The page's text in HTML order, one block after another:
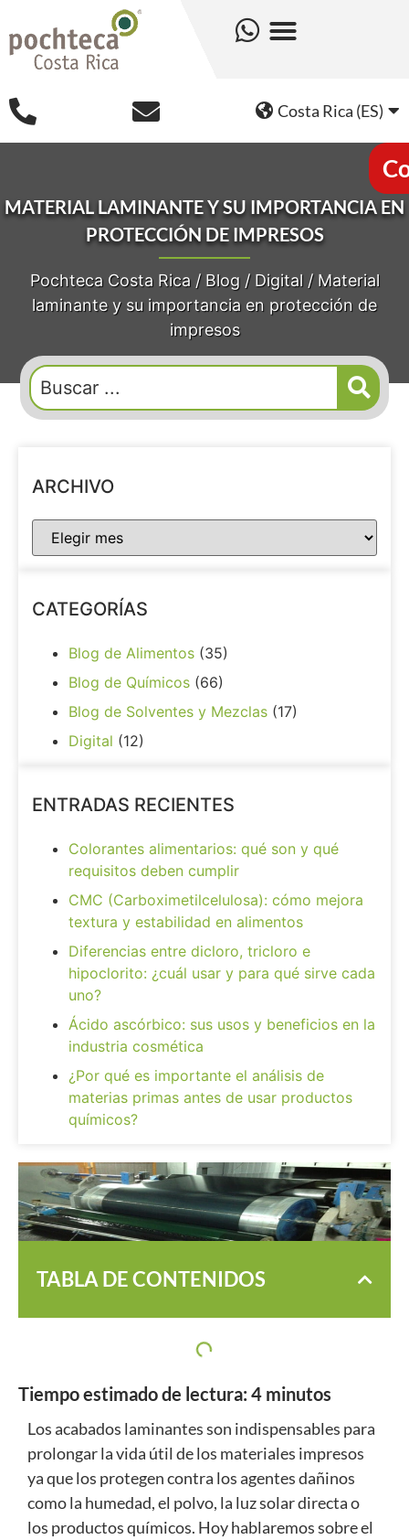
Costa Rica (ES)
MATERIAL LAMINANTE Y SU IMPORTANCIA EN
PROTECCIÓN DE IMPRESOS
Pochteca Costa Rica/ Blog/ Digital/ Material
laminante y su importancia en protección de
impresos
TABLA DE CONTENIDOS
Tiempo estimado de lectura: 4 minutos
Los acabados laminantes son indispensables para
prolongar la vida útil de los materiales impresos
ya que los protegen contra los agentes dañinos
como la humedad, el polvo, la luz solar directa o
los productos químicos. Hoy hablaremos sobre el
ARCHIVO
CATEGORÍAS
Blog de Alimentos (35)
Blog de Químicos (66)
Blog de Solventes y Mezclas (17)
Digital (12)
ENTRADAS RECIENTES
Colorantes alimentarios: qué son y qué
requisitos deben cumplir
CMC (Carboximetilcelulosa): cómo mejora
textura y estabilidad en alimentos
Diferencias entre dicloro, tricloro e
hipoclorito: ¿cuál usar y para qué sirve cada
uno?
Ácido ascórbico: sus usos y beneficios en la
industria cosmética
¿Por qué es importante el análisis de
materias primas antes de usar productos
químicos?